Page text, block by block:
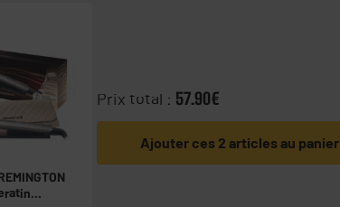
Prix total : 57.90€
Ajouter ces 2 articles au panier